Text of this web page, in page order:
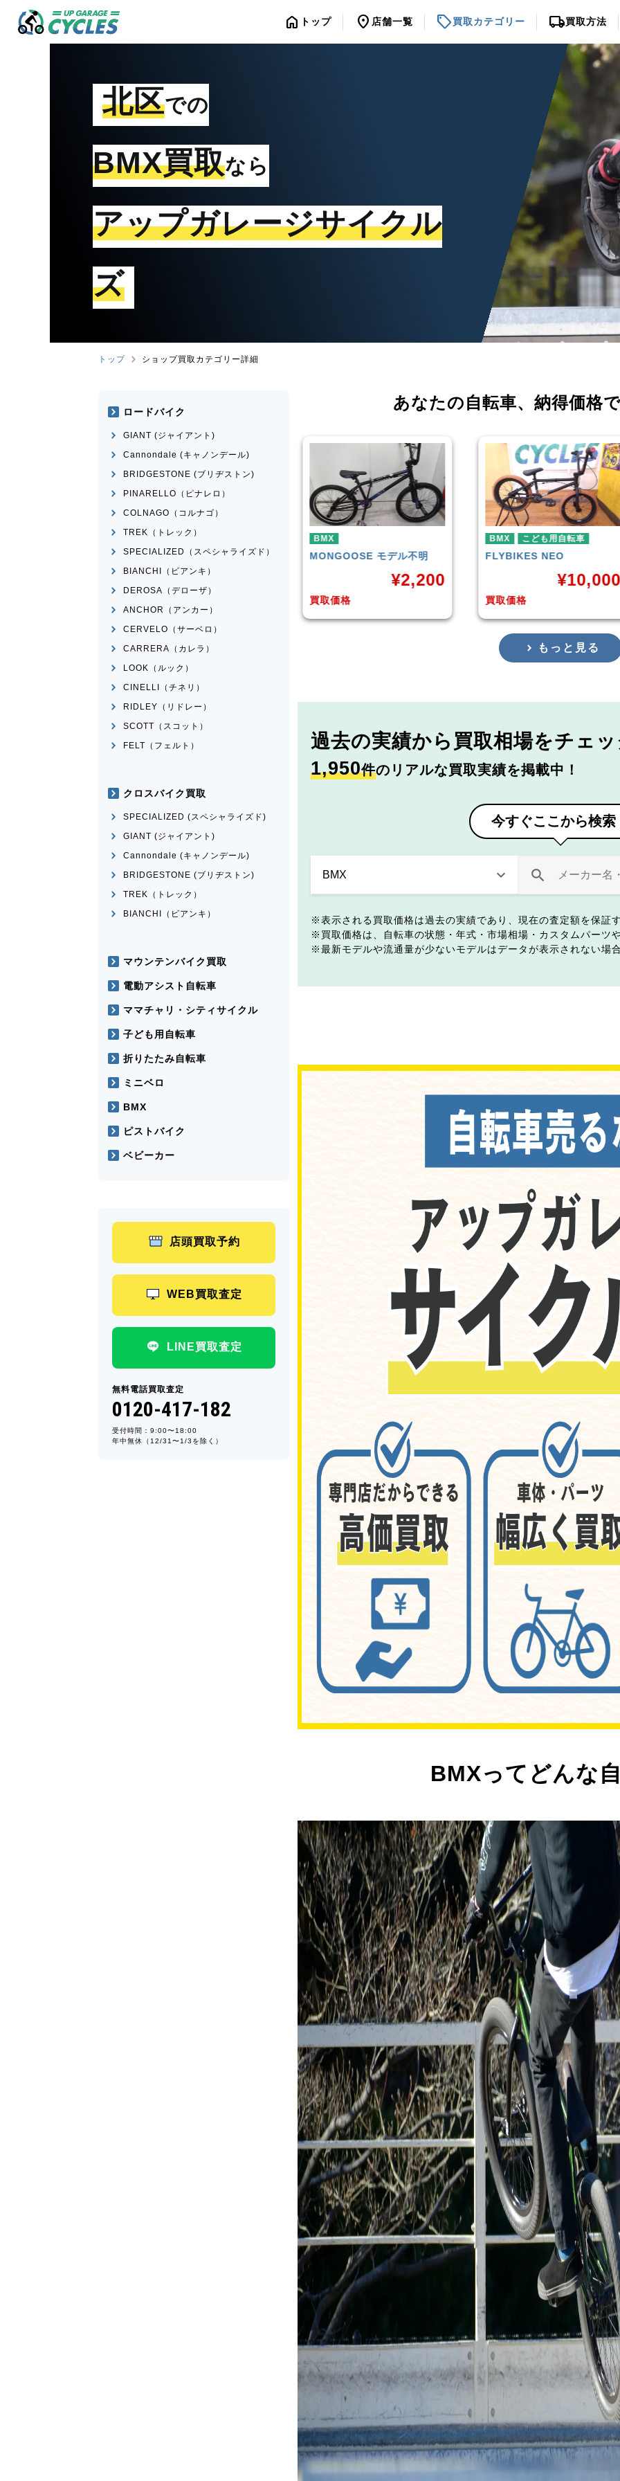
home トップ location_on 店舗一覧 sell買取カテゴリー local_shipping買取方法
北区での
BMX買取なら
アップガレージサイクル
ズ
トップ ショップ買取カテゴリー詳細
あなたの自転車、 納得価格
16,500
BMX
MONGOOSEモデル不明 FLYBIKESNEO
買取価格
¥10,000
BMX
HARODOWNTOWN
買取価格
¥
もっと見る
過去の実績から 買取相場をチェ
1,950件のリアルな買取実績を掲載中！
今すぐここから検索
表示される買取価格は過去の実績であり、現在の査定額を保証
買取価格は、自転車の状態・年式・市場相場・カスタムパーツ
最新モデルや流通量が少ないモデルはデータが表示されない場
BMXってどんな
ロードバイク
GIANT (ジャイアント)
Cannondale (キャノンデール)
BRIDGESTONE (ブリヂストン)
PINARELLO（ピナレロ）
COLNAGO（コルナゴ）
TREK（トレック）
SPECIALIZED（スペシャライズド）
BIANCHI（ビアンキ）
DEROSA（デローザ）
ANCHOR（アンカー）
CERVELO（サーベロ）
CARRERA（カレラ）
LOOK（ルック）
CINELLI（チネリ）
RIDLEY（リドレー）
SCOTT（スコット）
FELT（フェルト）
クロスバイク買取
SPECIALIZED (スペシャライズド)
GIANT (ジャイアント)
Cannondale (キャノンデール)
BRIDGESTONE (ブリヂストン)
TREK（トレック）
BIANCHI（ビアンキ）
マウンテンバイク買取
電動アシスト自転車
ママチャリ・シティサイクル
子ども用自転車
折りたたみ自転車
ミニベロ
BMX
ピストバイク
ベビーカー
店頭買取予約
WEB買取査定
LINE買取査定
無料電話買取査定
0120-417-182
受付時間：9:00〜18:00
年中無休（12/31〜1/3を除く）